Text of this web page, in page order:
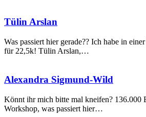
Tülin
Tülin Arslan
Was passiert hier gerade?? Ich habe in
für 22,5k! Tülin Arslan,…
Alexandra
Wild
Alexandra Sigmund-Wild
Könnt ihr mich bitte mal kneifen? 136.000
Workshop, was passiert hier…